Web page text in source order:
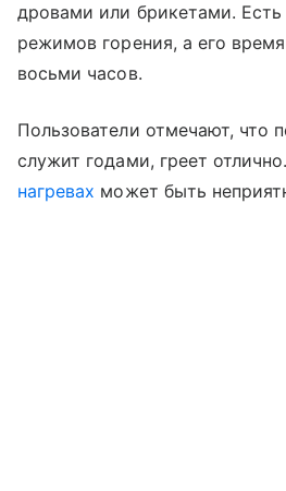
дровами или брикетами. Есть
режимов горения, а его
восьми часов.
Пользователи отмечают, что
служит годами, греет
нагревах может быть